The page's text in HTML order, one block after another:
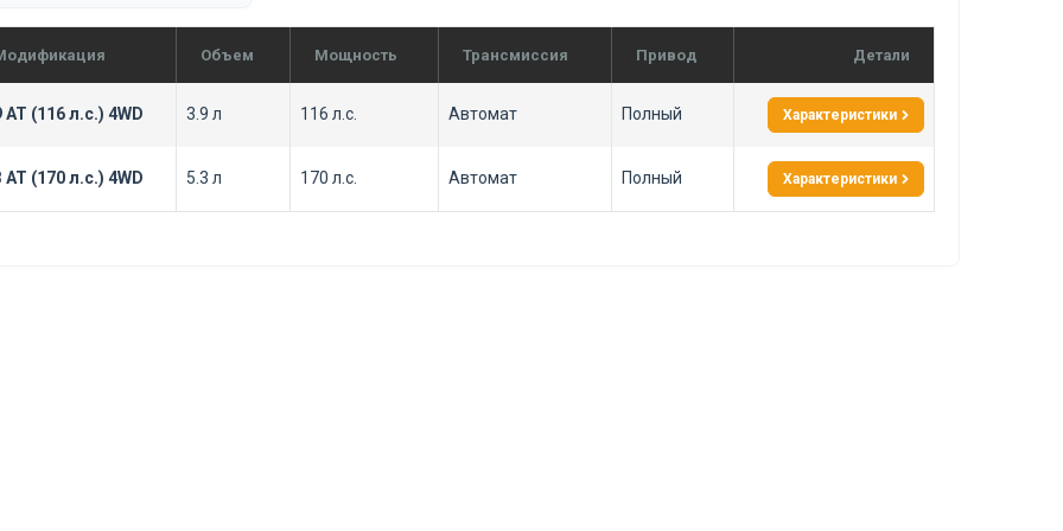
Объем Мощность Трансмиссия Привод Детали
AT (116 л.с.) 4WD 3.9 л 116 л.с. Автомат Полный Характеристики
AT (170 л.с.) 4WD 5.3 л 170 л.с. Автомат Полный Характеристики